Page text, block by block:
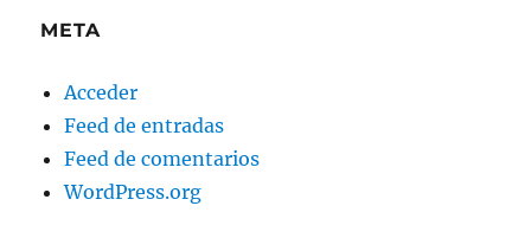
META
Acceder
Feed de entradas
Feed de comentarios
WordPress.org